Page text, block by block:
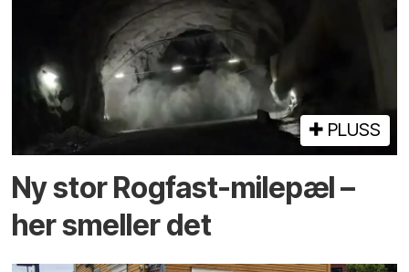
PLUSS
Ny stor Rogfast-milepæl –
her smeller det